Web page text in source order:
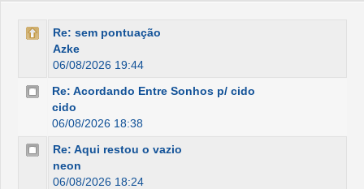
Re: sem pontuação
Azke
06/08/2026 19:44
Re: Acordando Entre Sonhos p/ cido
cido
06/08/2026 18:38
Re: Aqui restou o vazio
neon
06/08/2026 18:24